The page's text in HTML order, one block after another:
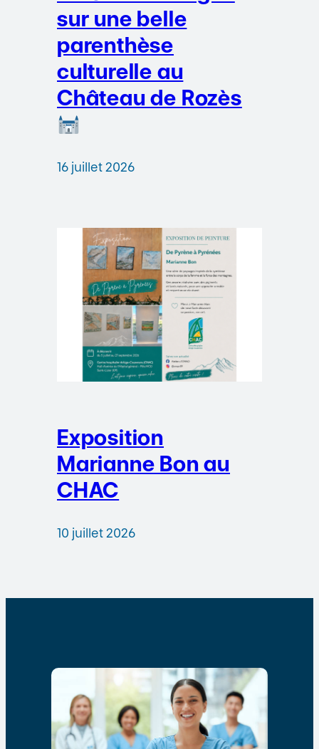
sur une belle
parenthèse
culturelle au
Château de Rozès
16 juillet 2026
Exposition
Marianne Bon au
CHAC
10 juillet 2026